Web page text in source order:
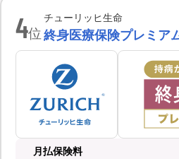
4位
チューリッヒ生命
終身医療保険プレミア
月払保険料